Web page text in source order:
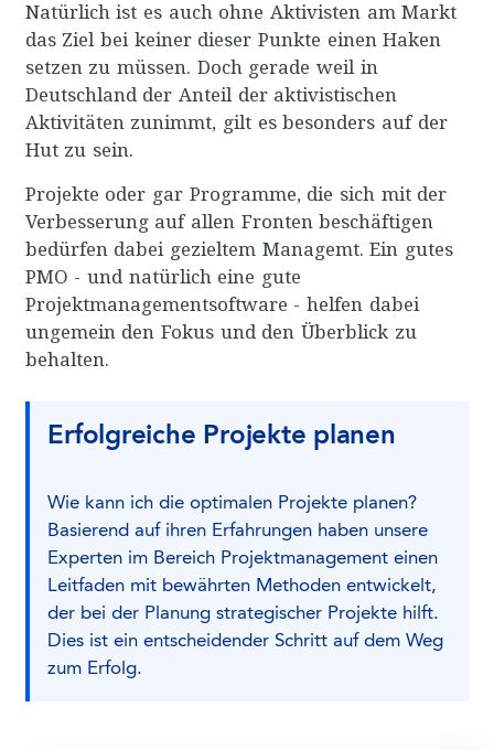
Natürlich ist es auch ohne Aktivisten am Markt
das Ziel bei keiner dieser Punkte einen Haken
setzen zu müssen. Doch gerade weil in
Deutschland der Anteil der aktivistischen
Aktivitäten zunimmt, gilt es besonders auf der
Hut zu sein.
Projekte oder gar Programme, die sich mit der
Verbesserung auf allen Fronten beschäftigen
bedürfen dabei gezieltem Managemt. Ein gutes
PMO - und natürlich eine gute
Projektmanagementsoftware - helfen dabei
ungemein den Fokus und den Überblick zu
behalten.
Erfolgreiche Projekte planen
Wie kann ich die optimalen Projekte planen?
Basierend auf ihren Erfahrungen haben unsere
Experten im Bereich Projektmanagement einen
Leitfaden mit bewährten Methoden entwickelt,
der bei der Planung strategischer Projekte hilft.
Dies ist ein entscheidender Schritt auf dem Weg
zum Erfolg.